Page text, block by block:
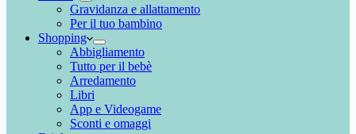
Gravidanza e allattamento
Per il tuo bambino
Shopping
Abbigliamento
Tutto per il bebè
Arredamento
Libri
App e Videogame
Sconti e omaggi